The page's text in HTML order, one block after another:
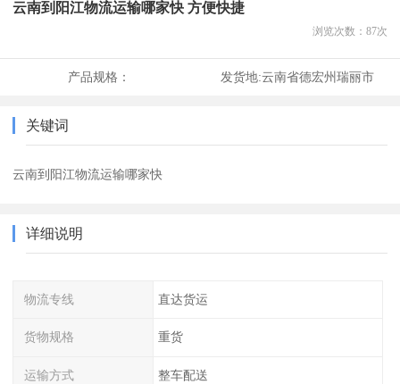
云南到阳江物流运输哪家快 方便快捷
浏览次数： 87次
产品规格： 发货地:云南省德宏州瑞丽市
关键词
云南到阳江物流运输哪家快
详细说明
物流专线 直达货运
货物规格 重货
运输方式 整车配送